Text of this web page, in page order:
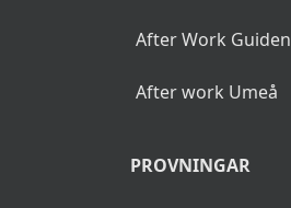
After Work Guiden
After work Umeå
PROVNINGAR